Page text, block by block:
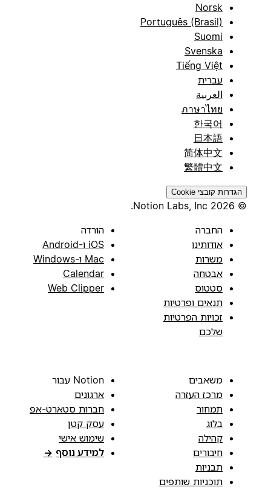
Norsk
Português (Brasil)
Suomi
Svenska
Tiếng Việt
עברית
العربية
ภาษาไทย
한국어
日本語
简体中文
繁體中文
הגדרות קובצי Cookie
החברה
אודותינו
משרות
אבטחה
סטטוס
תנאים ופרטיות
זכויות הפרטיות
שלכם
הורדה
iOS ו-Android
Mac ו-Windows
Calendar
Web Clipper
משאבים
מרכז העזרה
תמחור
בלוג
קהילה
חיבורים
תבניות
תוכניות שותפים
Notion עבור
ארגונים
חברות סטארט-אפ
עסק קטן
שימוש אישי
למידע נוסף →